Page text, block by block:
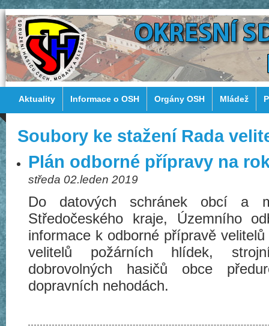
Aktuality Informace o OSH Orgány OSH Mládež
Soubory ke stažení Rada
Plán odborné přípravy na
středa 02.leden 2019
Do datových schránek obcí a
Středočeského kraje, Územního
informace k odborné přípravě
velitelů požárních hlídek,
dobrovolných hasičů obce
dopravních nehodách.